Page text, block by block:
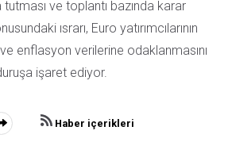
ve toplantı bazında karar
ısrarı, Euro yatırımcılarının
enflasyon verilerine odaklanmasını
işaret ediyor.
Haber içerikleri